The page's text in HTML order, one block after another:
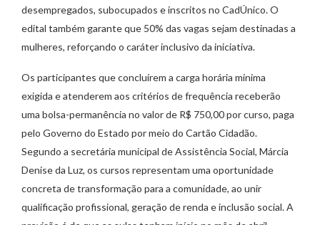
desempregados, subocupados e inscritos no CadÚnico. O
edital também garante que 50% das vagas sejam destinadas a
mulheres, reforçando o caráter inclusivo da iniciativa.
Os participantes que concluírem a carga horária mínima
exigida e atenderem aos critérios de frequência receberão
uma bolsa-permanência no valor de R$ 750,00 por curso, paga
pelo Governo do Estado por meio do Cartão Cidadão.
Segundo a secretária municipal de Assistência Social, Márcia
Denise da Luz, os cursos representam uma oportunidade
concreta de transformação para a comunidade, ao unir
qualificação profissional, geração de renda e inclusão social. A